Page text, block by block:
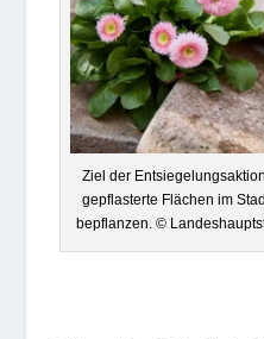
Ziel der
gepflas­terte Flä­chen im
bepflan­zen. ©